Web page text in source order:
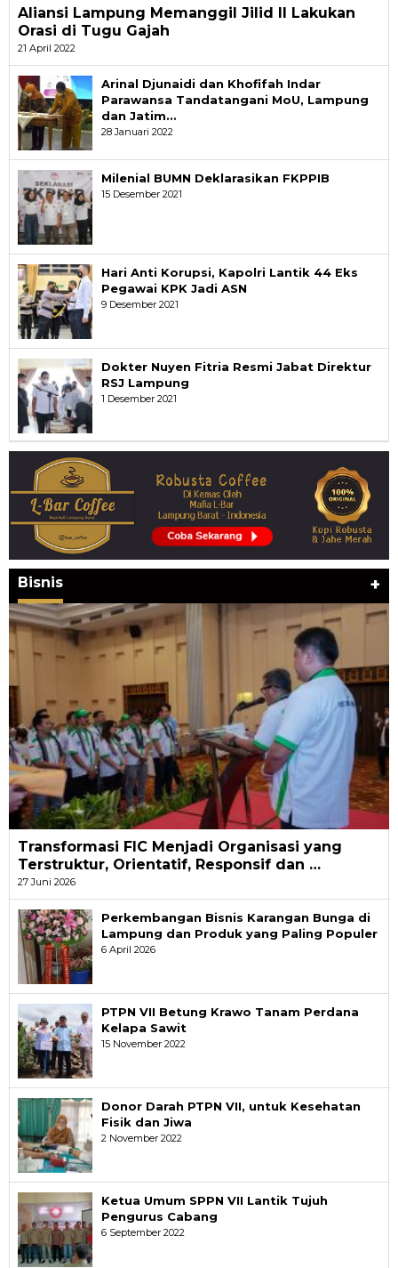
Aliansi Lampung Memanggil Jilid II Lakukan
Orasi di Tugu Gajah
21 April 2022
Arinal Djunaidi dan Khofifah Indar
Parawansa Tandatangani MoU, Lampung
dan Jatim…
28 Januari 2022
Milenial BUMN Deklarasikan FKPPIB
15 Desember 2021
Hari Anti Korupsi, Kapolri Lantik 44 Eks
Pegawai KPK Jadi ASN
9 Desember 2021
Dokter Nuyen Fitria Resmi Jabat Direktur
RSJ Lampung
1 Desember 2021
Bisnis +
Transformasi FIC Menjadi Organisasi yang
Terstruktur, Orientatif, Responsif dan …
27 Juni 2026
Perkembangan Bisnis Karangan Bunga di
Lampung dan Produk yang Paling Populer
6 April 2026
PTPN VII Betung Krawo Tanam Perdana
Kelapa Sawit
15 November 2022
Donor Darah PTPN VII, untuk Kesehatan
Fisik dan Jiwa
2 November 2022
Ketua Umum SPPN VII Lantik Tujuh
Pengurus Cabang
6 September 2022